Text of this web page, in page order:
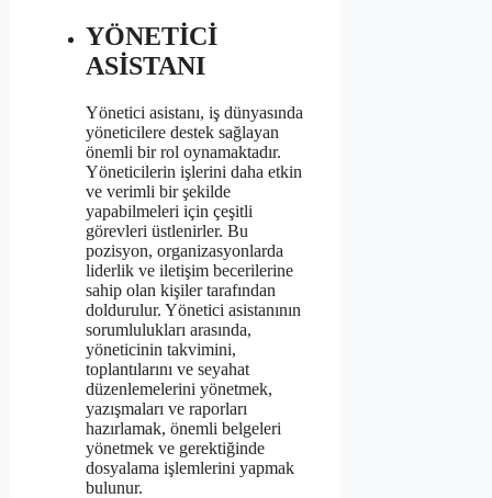
YÖNETİCİ
ASİSTANI
Yönetici asistanı, iş dünyasında
yöneticilere destek sağlayan
önemli bir rol oynamaktadır.
Yöneticilerin işlerini daha etkin
ve verimli bir şekilde
yapabilmeleri için çeşitli
görevleri üstlenirler. Bu
pozisyon, organizasyonlarda
liderlik ve iletişim becerilerine
sahip olan kişiler tarafından
doldurulur. Yönetici asistanının
sorumlulukları arasında,
yöneticinin takvimini,
toplantılarını ve seyahat
düzenlemelerini yönetmek,
yazışmaları ve raporları
hazırlamak, önemli belgeleri
yönetmek ve gerektiğinde
dosyalama işlemlerini yapmak
bulunur.